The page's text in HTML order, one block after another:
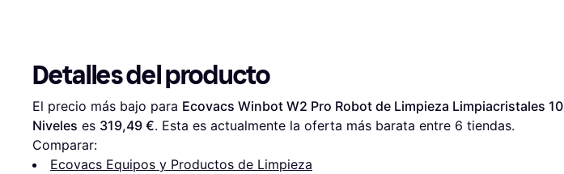
Detalles del producto
El precio más bajo para Ecovacs Winbot W2 Pro Robot de Limpieza Limpiacristales 10
Niveles es 319,49 €. Esta es actualmente la oferta más barata entre 6 tiendas.
Comparar:
Ecovacs Equipos y Productos de Limpieza